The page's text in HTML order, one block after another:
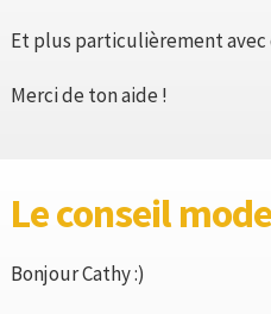
Et plus particulièrement
Merci de ton aide !
Le conseil mode
Bonjour Cathy :)